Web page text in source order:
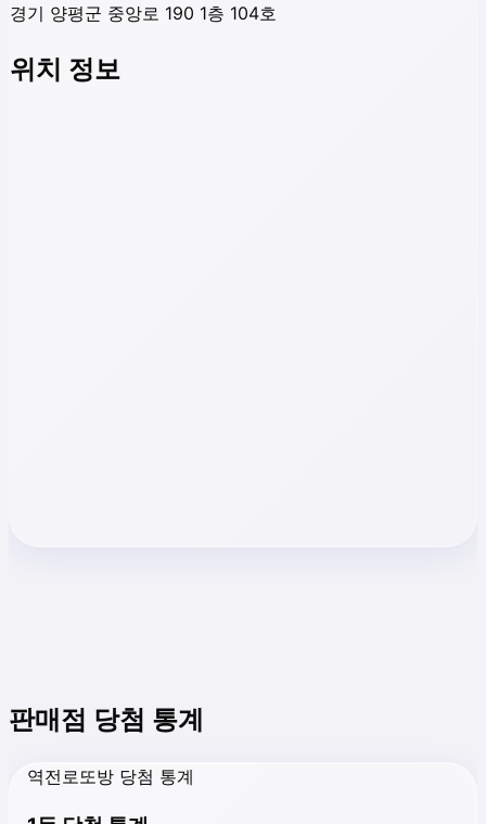
경기 양평군 중앙로 190 1층 104호
위치 정보
판매점 당첨 통계
역전로또방 당첨 통계